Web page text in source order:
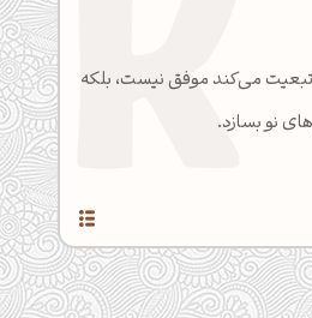
می‌کند موفق نیست، بلکه
نو بسازد.